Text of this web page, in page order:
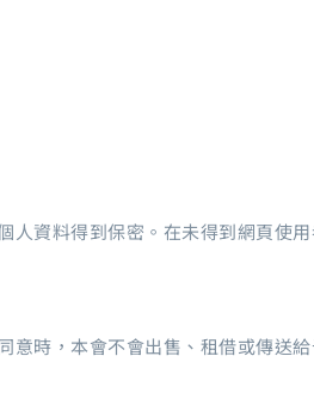
資料得到保密。在未得到網頁使
時，本會不會出售、租借或傳送給